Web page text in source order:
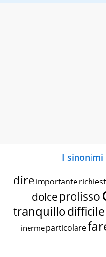
I sinonimi
dire importante
dolce prolisso
tranquillodifficile
inerme particolare